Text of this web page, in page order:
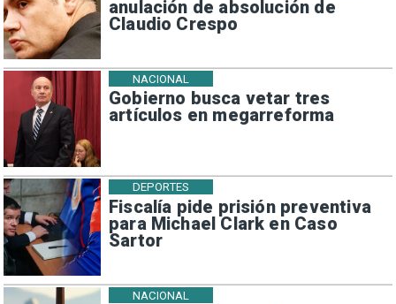
anulación de absolución de
Claudio Crespo
Gobierno busca vetar tres
artículos en megarreforma
NACIONAL
Fiscalía pide prisión preventiva
para Michael Clark en Caso
Sartor
DEPORTES
NACIONAL